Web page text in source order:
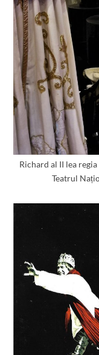
Richard al II lea
Teatrul